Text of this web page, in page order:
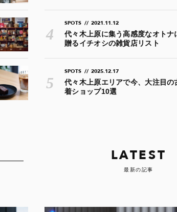
SPOTS // 2021.11.12
代々木上原に集う高感度なオトナ
贈るイチオシの雑貨店リスト
SPOTS // 2025.12.17
代々木上原エリアで今、大注目の
着ショップ10選
LATEST
最新の記事